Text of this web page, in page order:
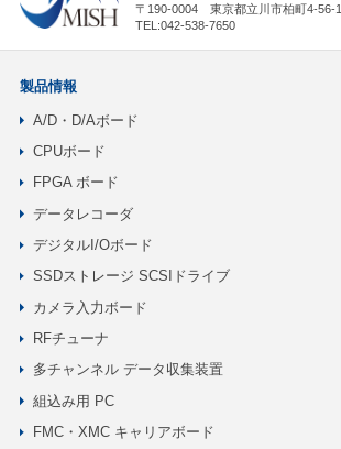
〒190-0004 東京都立川市柏町4-56-1
TEL:042-538-7650
製品情報
A/D・D/Aボード
CPUボード
FPGA ボード
データレコーダ
デジタルI/Oボード
SSDストレージ SCSIドライブ
カメラ入力ボード
RFチューナ
多チャンネル データ収集装置
組込み用 PC
FMC・XMC キャリアボード